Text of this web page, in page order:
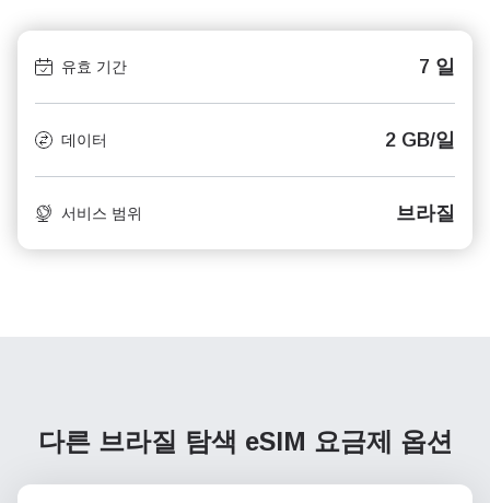
유효 기간 7 일
데이터 2 GB/일
서비스 범위 브라질
다른 브라질 탐색 eSIM 요금제 옵션